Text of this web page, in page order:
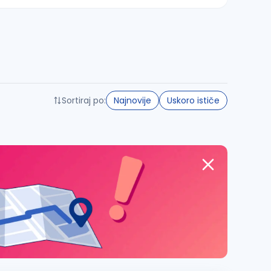
Sortiraj po: Najnovije Uskoro ističe